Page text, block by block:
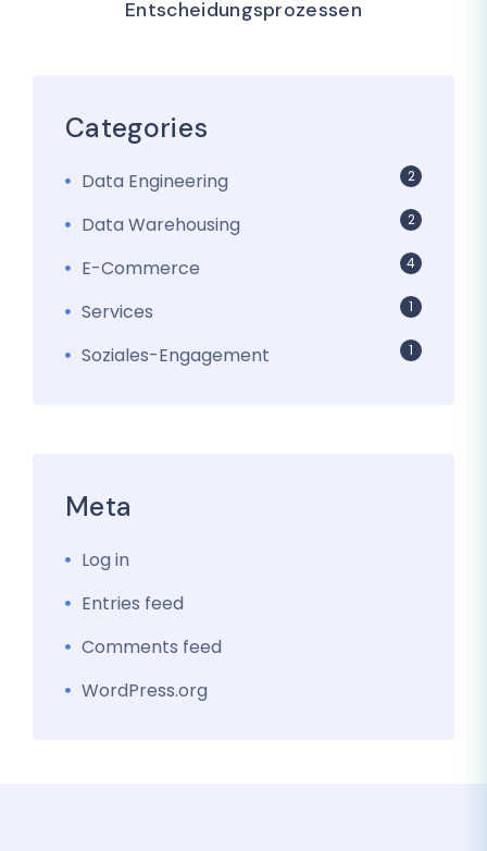
Entscheidungsprozessen
Categories
Data Engineering 2
Data Warehousing 2
E-Commerce 4
Services 1
Soziales-Engagement 1
Meta
Log in
Entries feed
Comments feed
WordPress.org